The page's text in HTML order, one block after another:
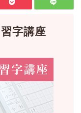
字講座